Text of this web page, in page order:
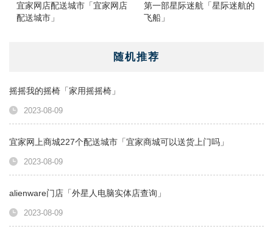
宜家网店配送城市「宜家网店
配送城市」
第一部星际迷航「星际迷航的
飞船」
随机推荐
摇摇我的摇椅「家用摇摇椅」
2023-08-09
宜家网上商城227个配送城市「宜家商城可以送货上门吗」
2023-08-09
alienware门店「外星人电脑实体店查询」
2023-08-09